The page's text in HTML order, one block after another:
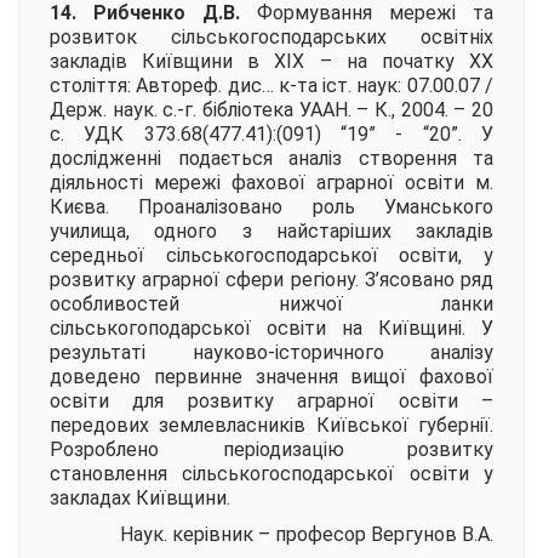
14. Рибченко Д.В.
Формування мережі та
розвиток сільськогосподарських освітніх
закладів Київщини в ХІХ – на початку ХХ
століття: Автореф. дис… к-та іст. наук: 07.00.07 /
Держ. наук. с.-г. бібліотека УААН. – К., 2004. – 20
с. УДК 373.68(477.41):(091) “19” - “20”. У
дослідженні подається аналіз створення та
діяльності мережі фахової аграрної освіти м.
Києва. Проаналізовано роль Уманського
училища, одного з найстаріших закладів
середньої сільськогосподарської освіти, у
розвитку аграрної сфери регіону. З’ясовано ряд
особливостей нижчої ланки
сільськогоподарської освіти на Київщині. У
результаті науково-історичного аналізу
доведено первинне значення вищої фахової
освіти для розвитку аграрної освіти –
передових землевласників Київської губернії.
Розроблено періодизацію розвитку
становлення сільськогосподарської освіти у
закладах Київщини.
Наук. керівник – професор Вергунов В.А.